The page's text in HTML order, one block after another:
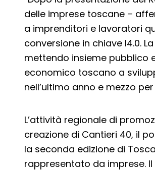
delle imprese toscane –
a imprenditori e lavoratori
conversione in chiave I4.0.
mettendo insieme pubblico
economico toscano a
nell’ultimo anno e mezzo
L’attività regionale di
creazione di Cantieri 40, il
la seconda edizione di
rappresentato da imprese.